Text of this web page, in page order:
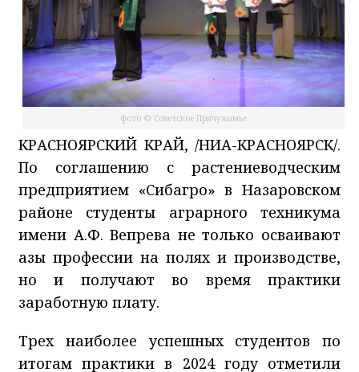
фото © Советское Причулымье
КРАСНОЯРСКИЙ КРАЙ, /НИА-КРАСНОЯРСК/.
По соглашению с растениеводческим
предприятием «Сибагро» в Назаровском
районе студенты аграрного техникума
имени А.Ф. Вепрева не только осваивают
азы профессии на полях и производстве,
но и получают во время практики
заработную плату.
Трех наиболее успешных студентов по
итогам практики в 2024 году отметили